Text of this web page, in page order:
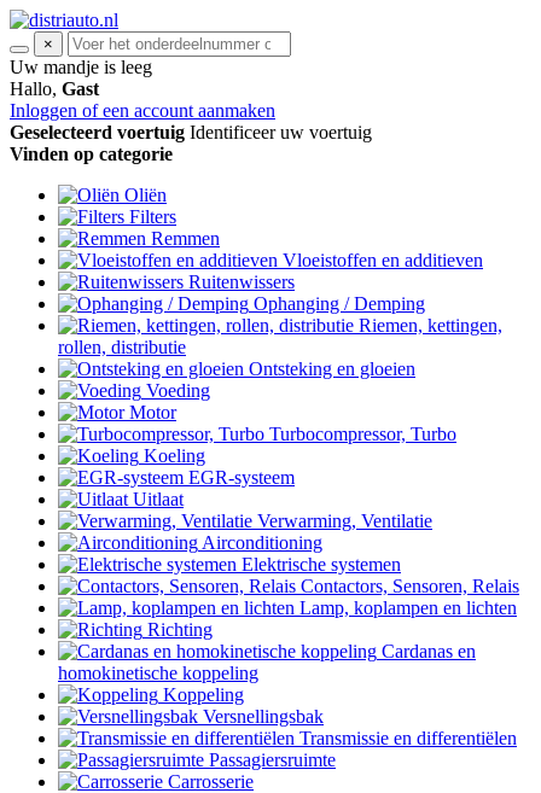
×
Uw mandje is leeg
Hallo, Gast
Inloggen of een account aanmaken
Geselecteerd voertuig Identificeer uw voertuig
Vinden op categorie
Oliën
Filters
Remmen
Vloeistoffen en additieven
Ruitenwissers
Ophanging / Demping
Riemen, kettingen,
rollen, distributie
Ontsteking en gloeien
Voeding
Motor
Turbocompressor, Turbo
Koeling
EGR-systeem
Uitlaat
Verwarming, Ventilatie
Airconditioning
Elektrische systemen
Contactors, Sensoren, Relais
Lamp, koplampen en lichten
Richting
Cardanas en
homokinetische koppeling
Koppeling
Versnellingsbak
Transmissie en differentiëlen
Passagiersruimte
Carrosserie